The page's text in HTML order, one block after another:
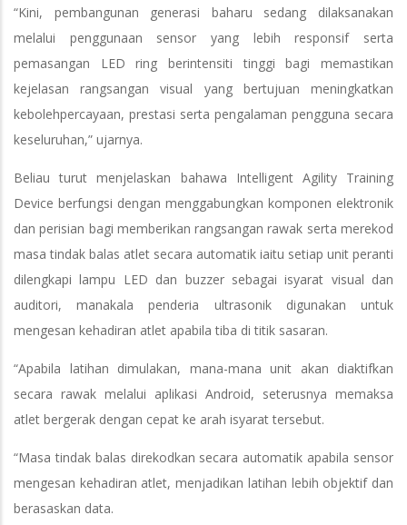
“Kini, pembangunan generasi baharu sedang dilaksanakan
melalui penggunaan sensor yang lebih responsif serta
pemasangan LED ring berintensiti tinggi bagi memastikan
kejelasan rangsangan visual yang bertujuan meningkatkan
kebolehpercayaan, prestasi serta pengalaman pengguna secara
keseluruhan,” ujarnya.
Beliau turut menjelaskan bahawa Intelligent Agility Training
Device berfungsi dengan menggabungkan komponen elektronik
dan perisian bagi memberikan rangsangan rawak serta merekod
masa tindak balas atlet secara automatik iaitu setiap unit peranti
dilengkapi lampu LED dan buzzer sebagai isyarat visual dan
auditori, manakala penderia ultrasonik digunakan untuk
mengesan kehadiran atlet apabila tiba di titik sasaran.
“Apabila latihan dimulakan, mana-mana unit akan diaktifkan
secara rawak melalui aplikasi Android, seterusnya memaksa
atlet bergerak dengan cepat ke arah isyarat tersebut.
“Masa tindak balas direkodkan secara automatik apabila sensor
mengesan kehadiran atlet, menjadikan latihan lebih objektif dan
berasaskan data.